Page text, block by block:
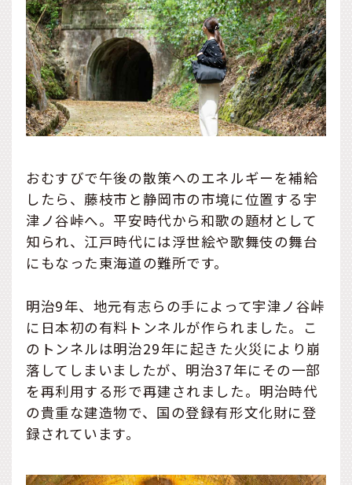
おむすびで午後の散策へのエネルギーを補給
したら、藤枝市と静岡市の市境に位置する宇
津ノ谷峠へ。平安時代から和歌の題材として
知られ、江戸時代には浮世絵や歌舞伎の舞台
にもなった東海道の難所です。
明治9年、地元有志らの手によって宇津ノ谷峠
に日本初の有料トンネルが作られました。こ
のトンネルは明治29年に起きた火災により崩
落してしまいましたが、明治37年にその一部
を再利用する形で再建されました。明治時代
の貴重な建造物で、国の登録有形文化財に登
録されています。